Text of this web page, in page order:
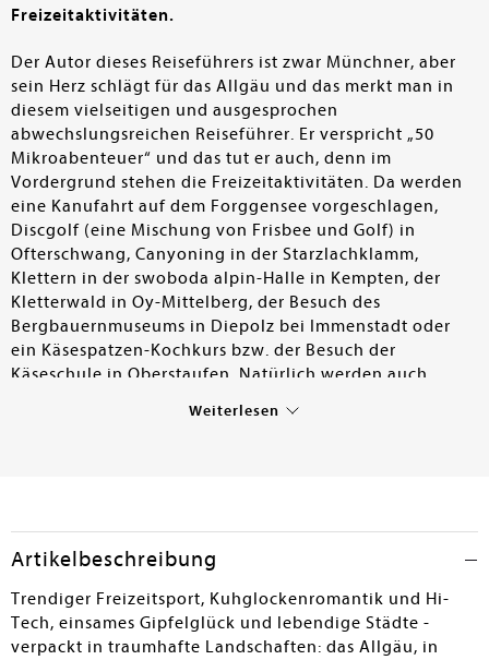
Freizeitaktivitäten.
Der Autor dieses Reiseführers ist zwar Münchner, aber
sein Herz schlägt für das Allgäu und das merkt man in
diesem vielseitigen und ausgesprochen
abwechslungsreichen Reiseführer. Er verspricht „50
Mikroabenteuer“ und das tut er auch, denn im
Vordergrund stehen die Freizeitaktivitäten. Da werden
eine Kanufahrt auf dem Forggensee vorgeschlagen,
Discgolf (eine Mischung von Frisbee und Golf) in
Ofterschwang, Canyoning in der Starzlachklamm,
Klettern in der swoboda alpin-Halle in Kempten, der
Kletterwald in Oy-Mittelberg, der Besuch des
Bergbauernmuseums in Diepolz bei Immenstadt oder
ein Käsespatzen-Kochkurs bzw. der Besuch der
Käseschule in Oberstaufen. Natürlich werden auch
größeren Städte wie Füssen, Kempten, Memmingen und
selbst. Der etwas andere Reiseführer gibt viele Impulse
für kürzere oder längere Aufenthalte in einer der
schönsten Gegenden Deutschlands und kann bestens
empfohlen werden.
Weiterlesen
Artikelbeschreibung
Trendiger Freizeitsport, Kuhglockenromantik und Hi-
Tech, einsames Gipfelglück und lebendige Städte -
verpackt in traumhafte Landschaften: das Allgäu, in